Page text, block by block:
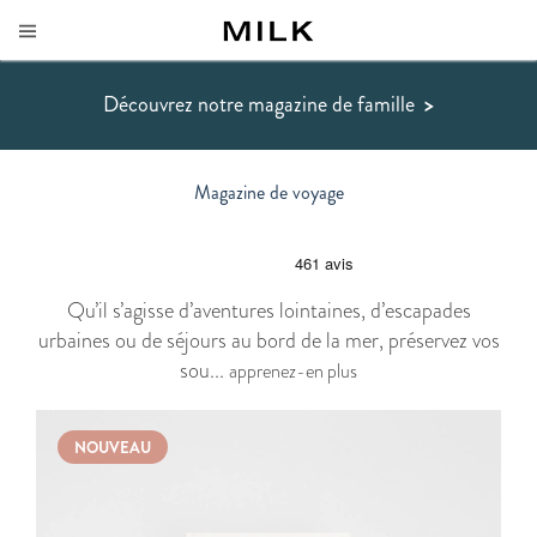
Découvrez notre magazine de famille >
Magazine de voyage
Qu’il s’agisse d’aventures lointaines, d’escapades
urbaines ou de séjours au bord de la mer, préservez vos
sou... apprenez-en plus
NOUVEAU